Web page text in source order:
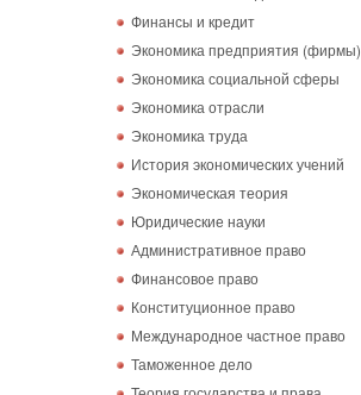
Финансы и кредит
Экономика предприятия (фирмы)
Экономика социальной сферы
Экономика отрасли
Экономика труда
История экономических учений
Экономическая теория
Юридические науки
Административное право
Финансовое право
Конституционное право
Международное частное право
Таможенное дело